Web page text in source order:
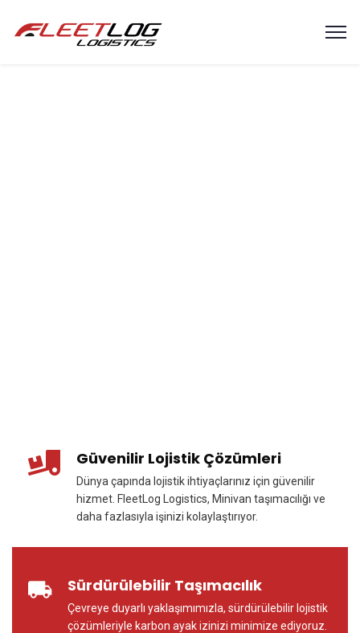
Güvenilir Lojistik Çözümleri
Dünya çapında lojistik ihtiyaçlarınız için güvenilir
hizmet. FleetLog Logistics, Minivan taşımacılığı ve
daha fazlasıyla işinizi kolaylaştırıyor.
Sürdürülebilir Taşımacılık
Çevreye duyarlı yaklaşımımızla, sürdürülebilir lojistik
çözümleriyle karbon ayak izinizi minimize ediyoruz.